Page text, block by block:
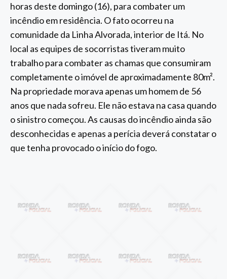
horas deste domingo (16), para combater um
incêndio em residência. O fato ocorreu na
comunidade da Linha Alvorada, interior de Itá. No
local as equipes de socorristas tiveram muito
trabalho para combater as chamas que consumiram
completamente o imóvel de aproximadamente 80m².
Na propriedade morava apenas um homem de 56
anos que nada sofreu. Ele não estava na casa quando
o sinistro começou. As causas do incêndio ainda são
desconhecidas e apenas a perícia deverá constatar o
que tenha provocado o início do fogo.